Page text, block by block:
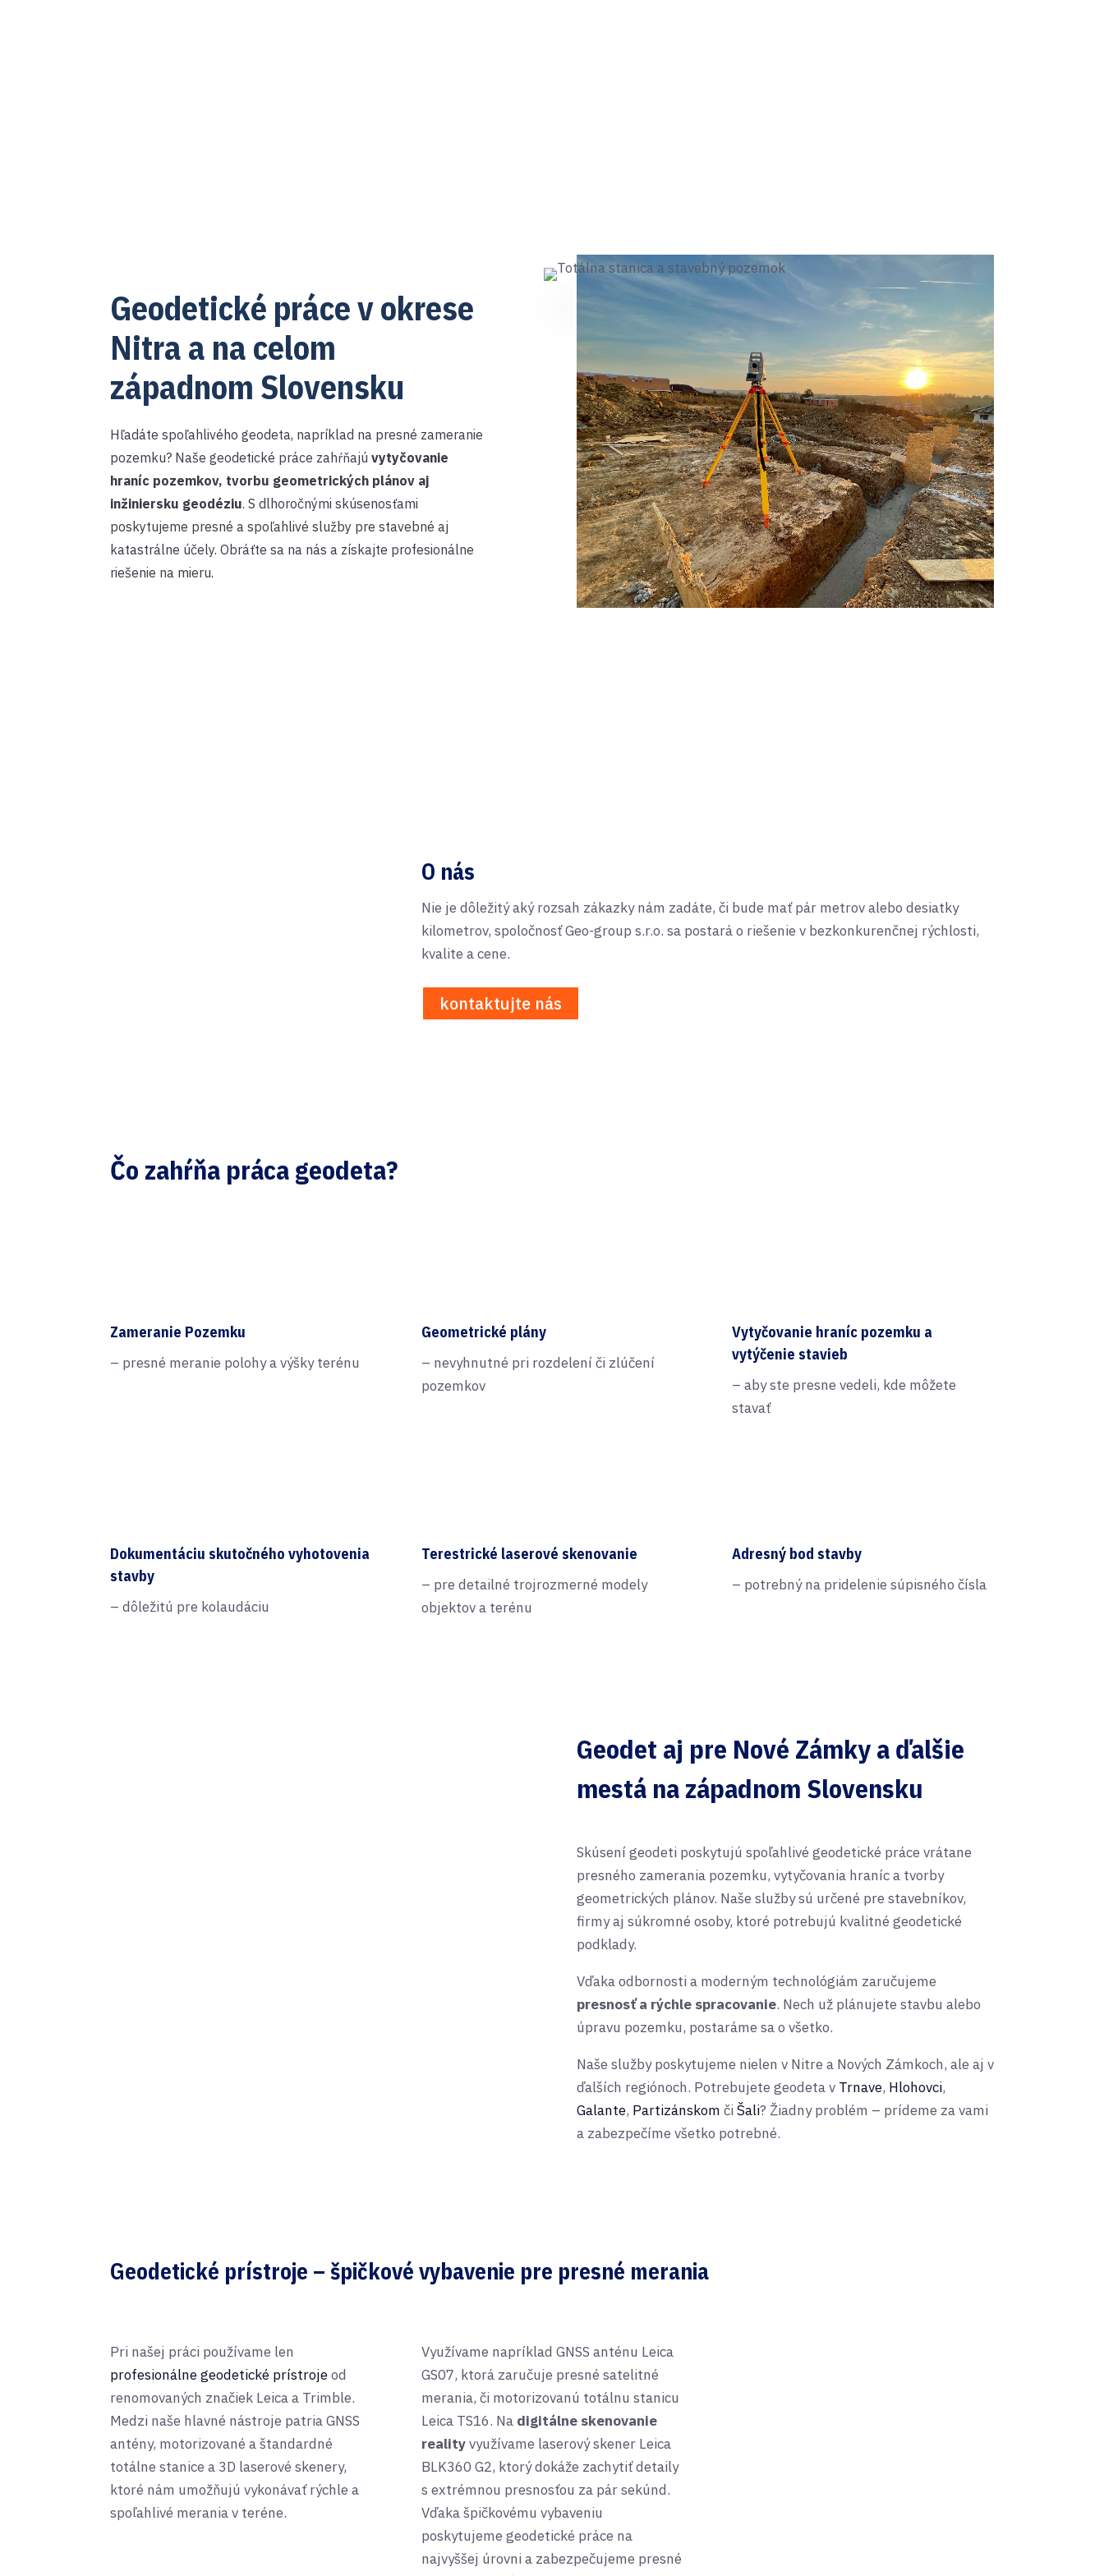
Geodetické práce v okrese
Nitra a na celom
západnom Slovensku
Hľadáte spoľahlivého geodeta, napríklad na presné zameranie
pozemku? Naše geodetické práce zahŕňajúvytyčovanie
hraníc pozemkov, tvorbu geometrických plánov aj
inžiniersku geodéziu. S dlhoročnými skúsenosťami
poskytujeme presné a spoľahlivé služby pre stavebné aj
katastrálne účely. Obráťte sa na nás a získajte profesionálne
riešenie na mieru.
O nás
Nie je dôležitý aký rozsah zákazky nám zadáte, či bude mať pár metrov alebo desiatky
kilometrov, spoločnosť Geo-group s.r.o. sa postará o riešenie v bezkonkurenčnej rýchlosti,
kvalite a cene.
kontaktujte nás
Čo zahŕňa práca geodeta?
Zameranie Pozemku
– presné meranie polohy a výšky terénu
Geometrické plány
– nevyhnutné pri rozdelení či zlúčení
pozemkov
Vytyčovanie hraníc pozemku a
vytýčenie stavieb
– aby ste presne vedeli, kde môžete
stavať
Dokumentáciu skutočného vyhotovenia
stavby
– dôležitú pre kolaudáciu
Terestrické laserové skenovanie
– pre detailné trojrozmerné modely
objektov a terénu
Adresný bod stavby
– potrebný na pridelenie súpisného čísla
Geodet aj pre Nové Zámky a ďalšie
mestá na západnom Slovensku
Skúsení geodeti poskytujú spoľahlivé geodetické práce vrátane
presného zamerania pozemku, vytyčovania hraníc a tvorby
geometrických plánov. Naše služby sú určené pre stavebníkov,
firmy aj súkromné osoby, ktoré potrebujú kvalitné geodetické
podklady.
Vďaka odbornosti a moderným technológiám zaručujeme
presnosť a rýchle spracovanie. Nech už plánujete stavbu alebo
úpravu pozemku, postaráme sa o všetko.
Naše služby poskytujeme nielen v Nitre a Nových Zámkoch, ale aj v
ďalších regiónoch. Potrebujete geodeta v Trnave, Hlohovci,
Galante, Partizánskom čiŠali? Žiadny problém – prídeme za vami
a zabezpečíme všetko potrebné.
Geodetické prístroje – špičkové vybavenie pre presné merania
Pri našej práci používame len
profesionálne geodetické prístrojeod
renomovaných značiek Leica a Trimble.
Medzi naše hlavné nástroje patria GNSS
antény, motorizované a štandardné
totálne stanice a 3D laserové skenery,
ktoré nám umožňujú vykonávať rýchle a
spoľahlivé merania v teréne.
Využívame napríklad GNSS anténu Leica
GS07, ktorá zaručuje presné satelitné
merania, či motorizovanú totálnu stanicu
Leica TS16. Na digitálne skenovanie
realityvyužívame laserový skener Leica
BLK360 G2, ktorý dokáže zachytiť detaily
s extrémnou presnosťou za pár sekúnd.
Vďaka špičkovému vybaveniu
poskytujeme geodetické práce na
najvyššej úrovni a zabezpečujeme presné